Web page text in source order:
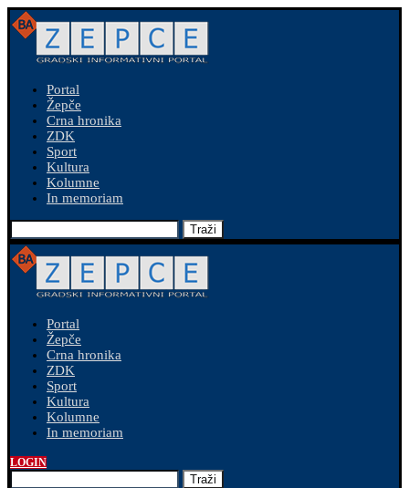
Portal
Žepče
Crna hronika
ZDK
Sport
Kultura
Kolumne
In memoriam
Traži
Portal
Žepče
Crna hronika
ZDK
Sport
Kultura
Kolumne
In memoriam
LOGIN
Traži